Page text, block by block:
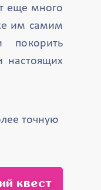
еще много
им самим
покорить
настоящих
точную
квест